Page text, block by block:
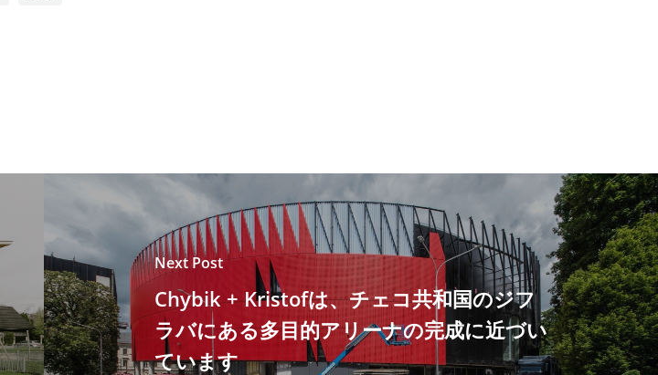
Next Post
Chybik + Kristofは、チェコ共和国のジフ
ラバにある多目的アリーナの完成に近づい
ています